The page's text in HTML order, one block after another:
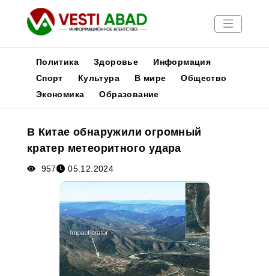
Новости
Медиа
Афиша
Политика Здоровье
Информация
Спорт
Культура В мире
Общество
Экономика
Образование
В Китае обнаружили огромный
кратер метеоритного удара
957 05.12.2024